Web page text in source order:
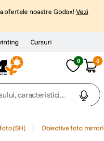
ofertele noastre Godox! Vezi
Cursuri
0 0
caracteristici...
(SH) Obiective foto